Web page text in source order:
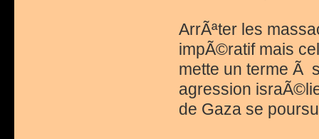
ArrÃªter les
impÃ©ratif mais
mette un terme Ã
agression
de Gaza se